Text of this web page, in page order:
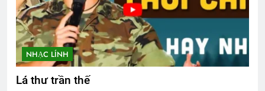
NHẠC LÍNH
Lá thư trần thế